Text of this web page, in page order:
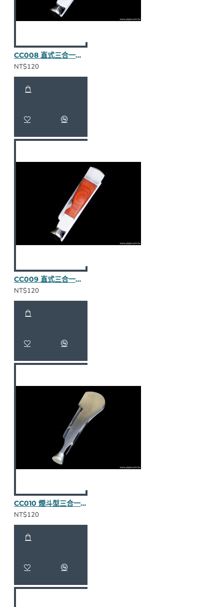
CC008 直式三合一壓棒（烏木半貼皮）
NT$120
CC009 直式三合一壓棒（紅木半貼皮）
NT$120
CC010 煙斗型三合一壓棒（不繡鋼）
NT$120